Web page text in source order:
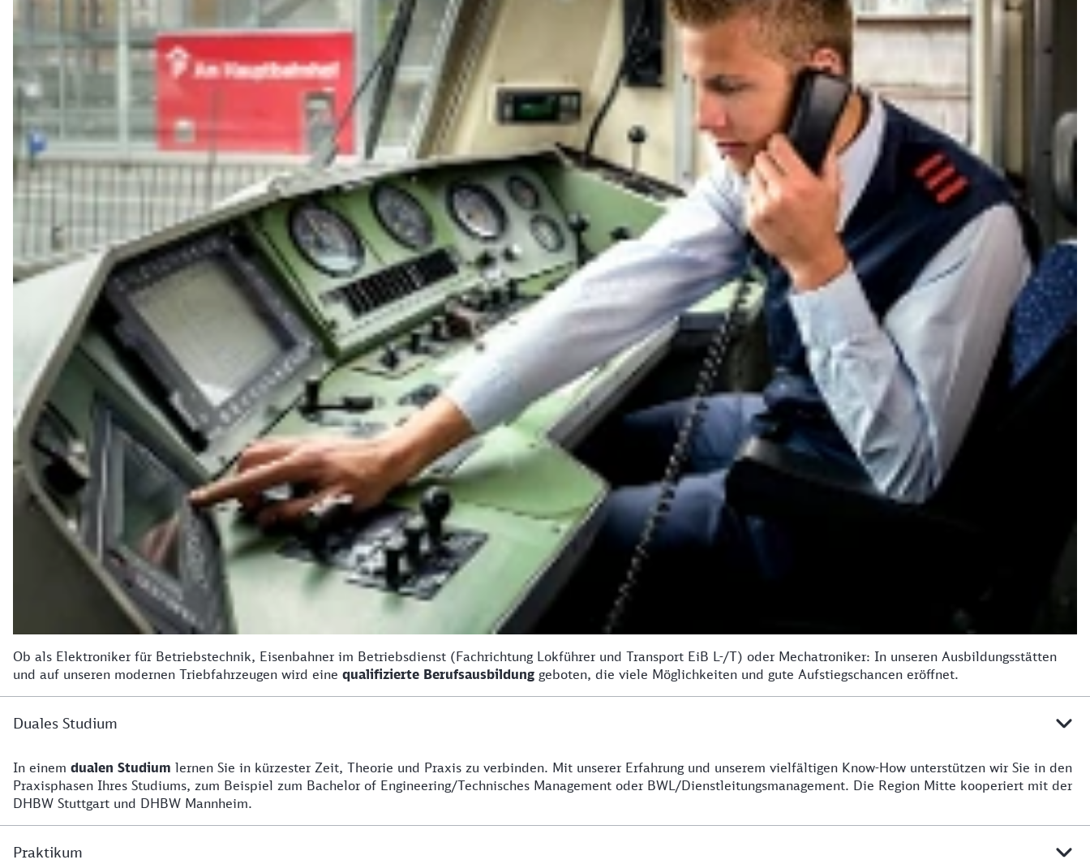
Ob als Elektroniker für Betriebstechnik, Eisenbahner im Betriebsdienst (Fachrichtung Lokführer und Transport EiB L-/T) oder Mechatroniker: In unseren Ausbildungsstätten
und auf unseren modernen Triebfahrzeugen wird eine qualifizierte Berufsausbildung geboten, die viele Möglichkeiten und gute Aufstiegschancen eröffnet.
Duales Studium
In einem dualen Studium lernen Sie in kürzester Zeit, Theorie und Praxis zu verbinden. Mit unserer Erfahrung und unserem vielfältigen Know-How unterstützen wir Sie in den
Praxisphasen Ihres Studiums, zum Beispiel zum Bachelor of Engineering/Technisches Management oder BWL/Dienstleitungsmanagement. Die Region Mitte kooperiert mit der
DHBW Stuttgart und DHBW Mannheim.
Praktikum